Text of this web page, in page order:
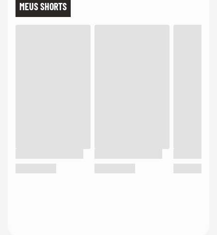
MEUS SHORTS